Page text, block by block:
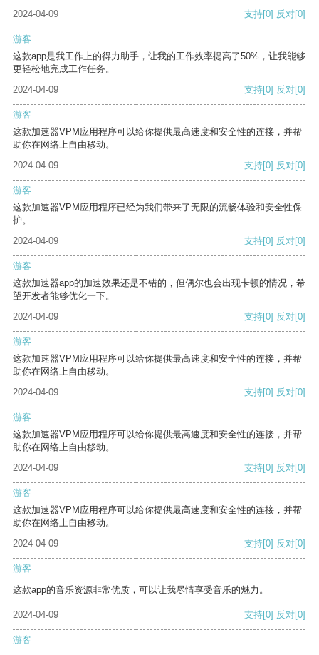
2024-04-09
支持[0] 反对[0]
游客
这款app是我工作上的得力助手，让我的工作效率提高了50%，让我能够
更轻松地完成工作任务。
2024-04-09
支持[0] 反对[0]
游客
这款加速器VPM应用程序可以给你提供最高速度和安全性的连接，并帮
助你在网络上自由移动。
2024-04-09
支持[0] 反对[0]
游客
这款加速器VPM应用程序已经为我们带来了无限的流畅体验和安全性保
护。
2024-04-09
支持[0] 反对[0]
游客
这款加速器app的加速效果还是不错的，但偶尔也会出现卡顿的情况，希
望开发者能够优化一下。
2024-04-09
支持[0] 反对[0]
游客
这款加速器VPM应用程序可以给你提供最高速度和安全性的连接，并帮
助你在网络上自由移动。
2024-04-09
支持[0] 反对[0]
游客
这款加速器VPM应用程序可以给你提供最高速度和安全性的连接，并帮
助你在网络上自由移动。
2024-04-09
支持[0] 反对[0]
游客
这款加速器VPM应用程序可以给你提供最高速度和安全性的连接，并帮
助你在网络上自由移动。
2024-04-09
支持[0] 反对[0]
游客
这款app的音乐资源非常优质，可以让我尽情享受音乐的魅力。
2024-04-09 支持[0] 反对[0]
游客